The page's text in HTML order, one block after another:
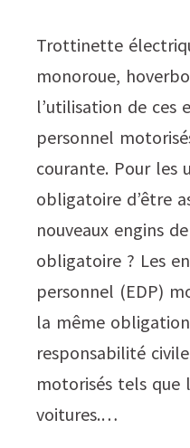
Trottinette
monoroue,
l’utilisation de ces
personnel
courante. Pour les
obligatoire d’être
nouveaux engins
obligatoire ? Les
personnel (EDP)
la même obligation
responsabilité
motorisés tels que
voitures.…